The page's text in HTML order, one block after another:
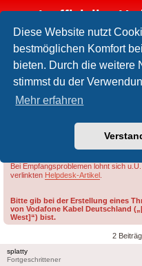
Diese Website nutzt
bestmöglichen Komfort
bieten. Durch die weitere
stimmst du der
Mehr erfahren
Inoffizielles
FAQ
Foren-Übersicht
[GELÖST][VF West]
Bei Empfangsproblemen lohnt sich
verlinkten Helpdesk-Artikel
Bitte gib bei der Erstellung eines
von Vodafone Kabel Deutschland
West]“) bist.
2
splatty
Fortgeschrittener